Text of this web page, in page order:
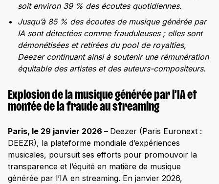
soit environ 39 % des écoutes quotidiennes.
Jusqu’à 85 % des écoutes de musique générée par
IA sont détectées comme frauduleuses ; elles sont
démonétisées et retirées du pool de royalties,
Deezer continuant ainsi à soutenir une rémunération
équitable des artistes et des auteurs-compositeurs.
Explosion de la musique générée par l’IA et
montée de la fraude au streaming
Paris, le 29 janvier 2026 – Deezer (Paris Euronext :
DEEZR), la plateforme mondiale d’expériences
musicales, poursuit ses efforts pour promouvoir la
transparence et l’équité en matière de musique
générée par l’IA en streaming. En janvier 2026,